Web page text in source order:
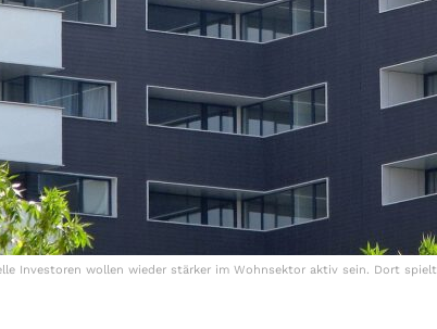
Investoren wollen wieder stärker im Wohnsektor aktiv sein. Dort